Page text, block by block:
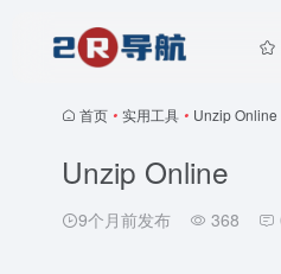
首页 • 实用工具 • Unzip Online
Unzip Online
9个月前发布 368